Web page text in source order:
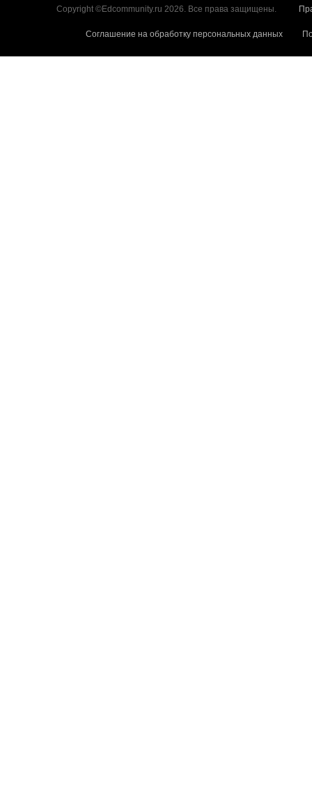
Copyright ©Edcommunity.ru 2026. Все права защищены.
Соглашение на обработку персональных данных